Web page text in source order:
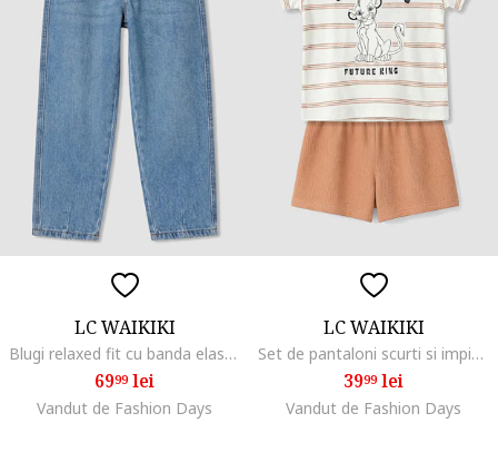
LC WAIKIKI
Blugi relaxed fit cu banda elastica in talie, Albastru stins
6999lei
Vandut de Fashion Days
LC WAIKIKI
Set de pantaloni scurti si impimeu din bumbac cu imprimeu - 2 piese, Portocaliu persan/Alb murdar
3999lei
Vandut de Fashion Days